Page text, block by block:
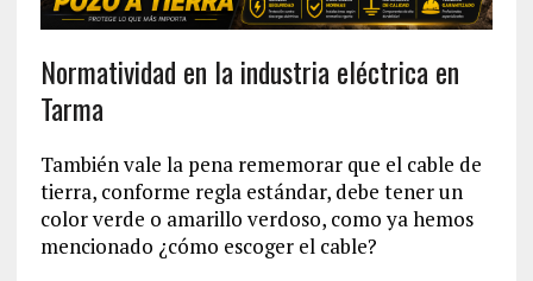
Normatividad en la industria eléctrica en
Tarma
También vale la pena rememorar que el cable de
tierra, conforme regla estándar, debe tener un
color verde o amarillo verdoso, como ya hemos
mencionado ¿cómo escoger el cable?